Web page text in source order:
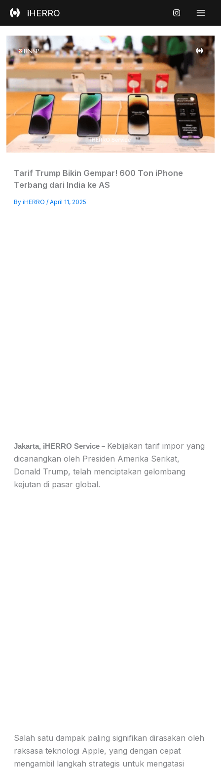
iHERRO
Tarif Trump Bikin Gempar! 600 Ton iPhone
Terbang dari India ke AS
By iHERRO / April 11, 2025
Jakarta, iHERRO Service– Kebijakan tarif impor yang
dicanangkan oleh Presiden Amerika Serikat,
Donald Trump, telah menciptakan gelombang
kejutan di pasar global.
Salah satu dampak paling signifikan dirasakan oleh
raksasa teknologi Apple, yang dengan cepat
mengambil langkah strategis untuk mengatasi